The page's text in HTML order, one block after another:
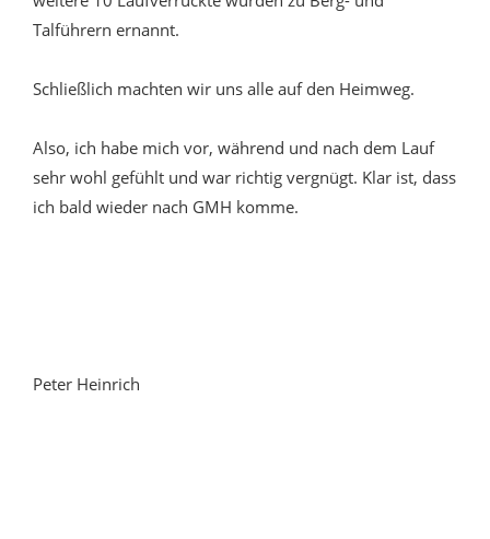
Talführern ernannt.
Schließlich machten wir uns alle auf den Heimweg.
Also, ich habe mich vor, während und nach dem Lauf
sehr wohl gefühlt und war richtig vergnügt. Klar ist, dass
ich bald wieder nach GMH komme.
Peter Heinrich